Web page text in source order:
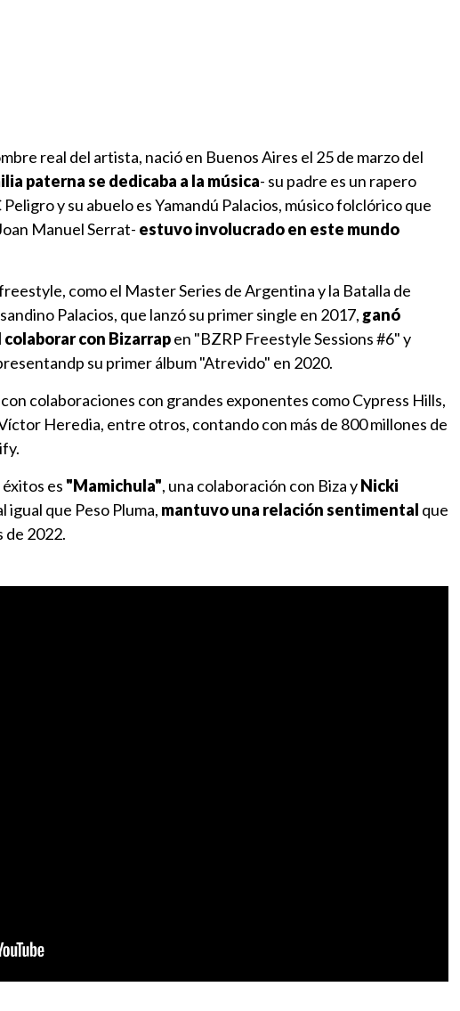
real del artista, nació en Buenos Aires el 25 de marzo del
paterna se dedicaba a la música- su padre es un rapero
y su abuelo es Yamandú Palacios, músico folclórico que
Manuel Serrat- estuvo involucrado en este mundo
como el Master Series de Argentina y la Batalla de
Palacios, que lanzó su primer single en 2017, ganó
con Bizarrapen "BZRP Freestyle Sessions #6" y
su primer álbum "Atrevido" en 2020.
colaboraciones con grandes exponentes como Cypress Hills,
Heredia, entre otros, contando con más de 800 millones de
es "Mamichula", una colaboración con Biza yNicki
igual que Peso Pluma, mantuvo una relación sentimental que
de 2022.